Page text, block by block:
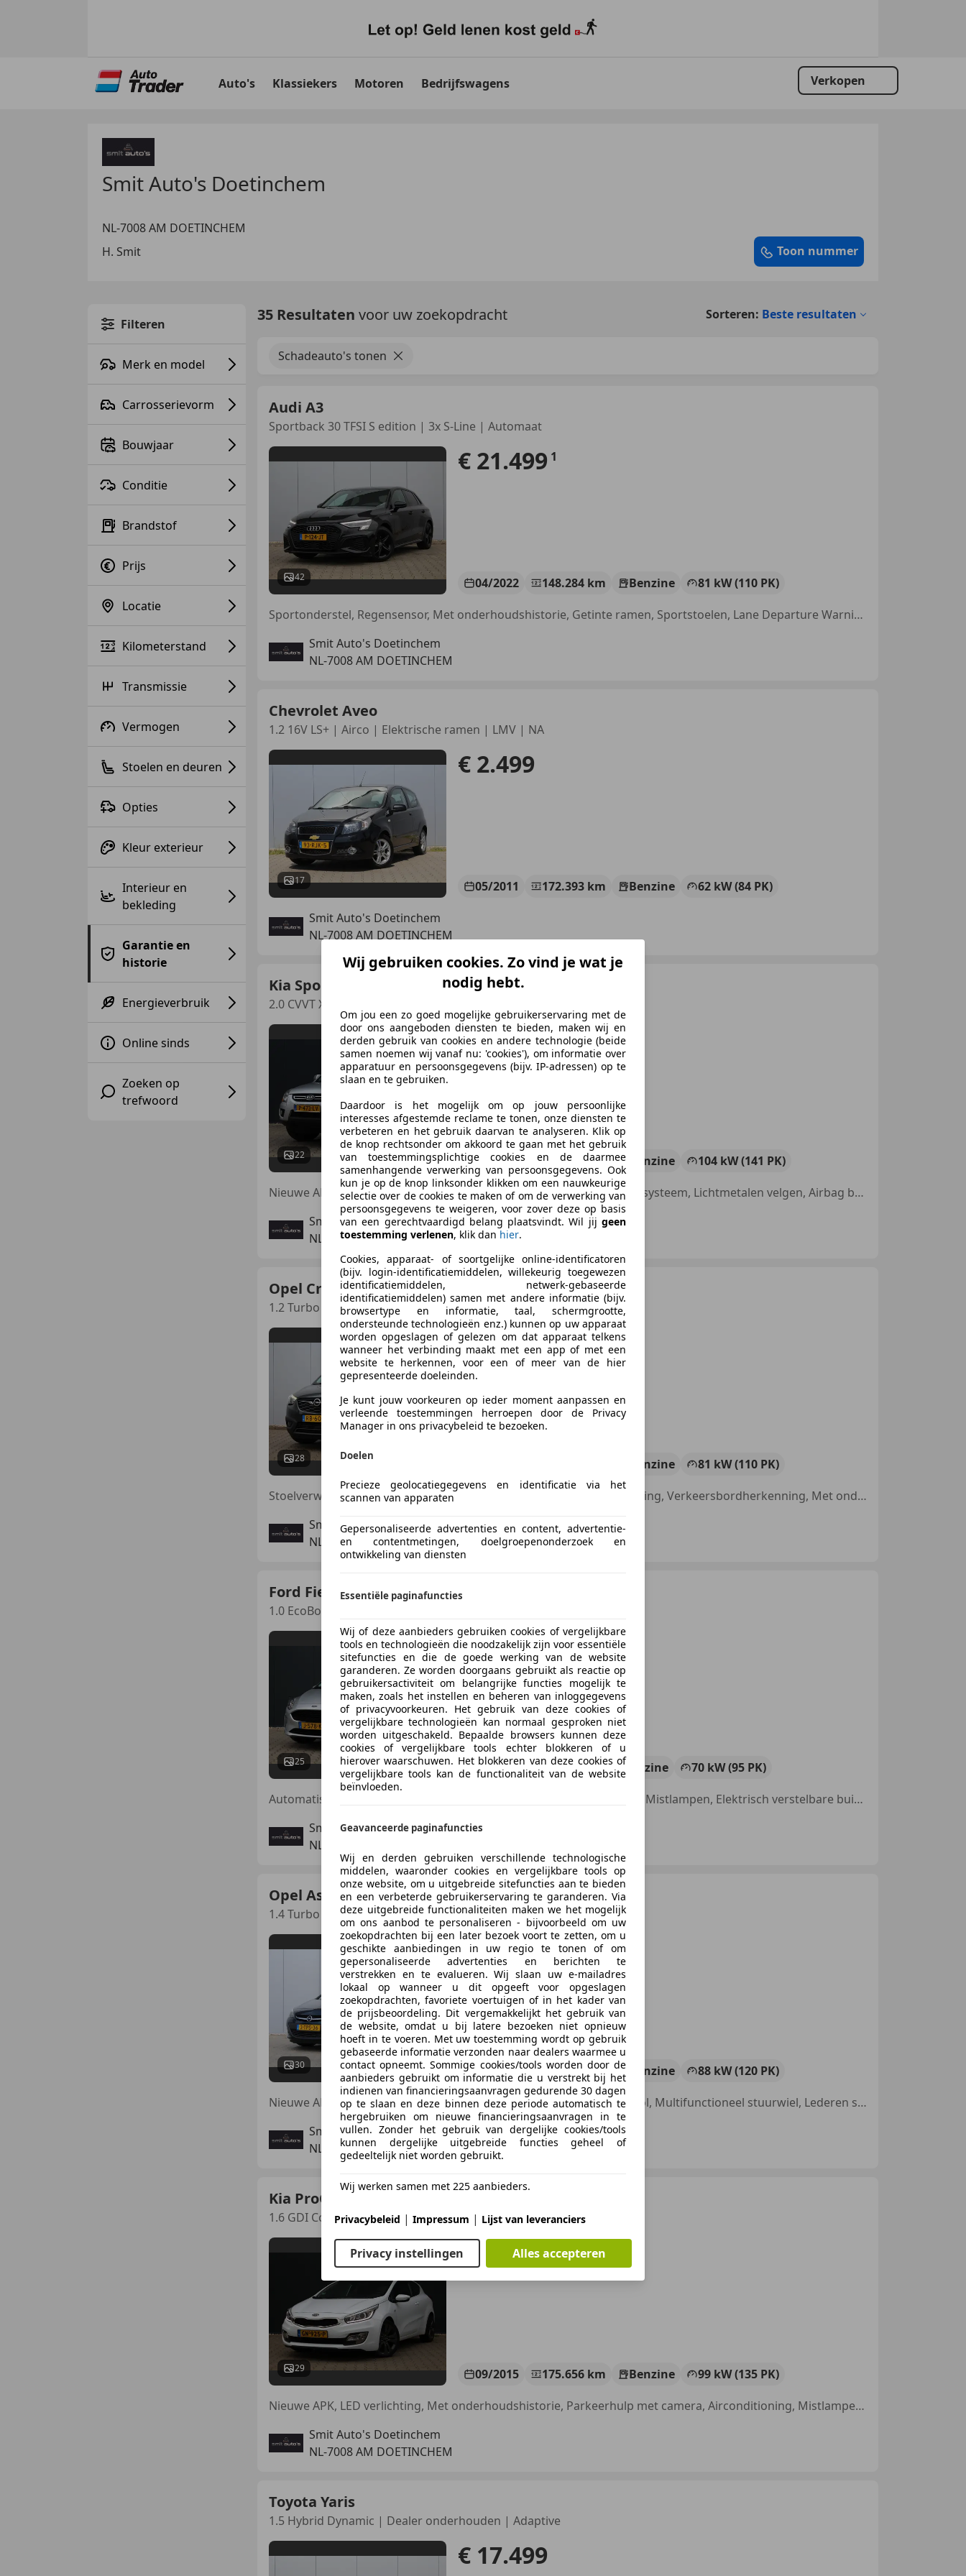
Auto's Klassiekers Motoren Bedrijfswagens Verkopen
Smit Auto's Doetinchem
NL-7008 AM DOETINCHEM
H. Smit
Toon nummer
Filteren
Merk en model
Carrosserievorm
Bouwjaar
Conditie
Brandstof
Prijs
Locatie
Kilometerstand
Transmissie
Vermogen
Stoelen en deuren
Opties
Kleur exterieur
Interieur en
bekleding
Garantie en
historie
Energieverbruik
Online sinds
Zoeken op
trefwoord
35 Resultaten voor uw zoekopdracht Sorteren: Beste resultaten
Schadeauto's tonen
Audi A3
Sportback 30 TFSI S edition | 3x S-Line | Automaat
42
€ 21.499 1
04/2022 148.284 km Benzine
81 kW (110 PK)
Sportonderstel, Regensensor, Met onderhoudshistorie, Getinte ramen, Sportstoelen, Lane Departure Warning Systeem, Lichtsensor, Geheel digitaal combi-instrument
Smit Auto's Doetinchem
NL-7008 AM DOETINCHEM
Chevrolet Aveo
1.2 16V LS+ | Airco | Elektrische ramen | LMV | NA
17
€ 2.499
05/2011 172.393 km Benzine
62 kW (84 PK)
Smit Auto's Doetinchem
NL-7008 AM DOETINCHEM
Kia Sportage
2.0 CVVT X-clusive | Airco | Cruise control | Navi
22
€ 4.750
06/2009 175.161 km Benzine
104 kW (141 PK)
Nieuwe APK, Zij-airbags, Airconditioning, Stoelverwarming, Navigatiesysteem, Lichtmetalen velgen, Airbag bestuurder, Lederen stuurwiel
Smit Auto's Doetinchem
NL-7008 AM DOETINCHEM
Opel Crossland X
1.2 Turbo Online Edition | Stoel / Stuurverwarming
28
€ 8.499
Benzine
81 kW (110 PK)
Stoelverwarming, Nieuwe APK, Airbag bestuurder, Stuurwielverwarming, Verkeersbordherkenning, Met onderhoudshistorie, Parkeerhulp achter, Bandenspanningscontrole
Smit Auto's Doetinchem
NL-7008 AM DOETINCHEM
Ford Fiesta
1.0 EcoBoost Connected | Navigatie | Lane assist |
25
€ 9.999
08/2020 86.473 km Benzine
70 kW (95 PK)
Automatische klimaatregeling, Nieuwe APK, Emergency Brake Assist, Mistlampen, Elektrisch verstelbare buitenspiegels, Startonderbreker, Cruise control, Lane Departure Warning Systeem
Smit Auto's Doetinchem
NL-7008 AM DOETINCHEM
Opel Astra
1.4 Turbo | Airco | Trekhaak | Cruise control | Bl
30
€ 7.499
04/2014 103.087 km Benzine
88 kW (120 PK)
Nieuwe APK, Trekhaak, Radio, Met onderhoudshistorie, Cruise control, Multifunctioneel stuurwiel, Lederen stuurwiel, Centrale deurvergrendeling met afstandsbediening
Smit Auto's Doetinchem
NL-7008 AM DOETINCHEM
Kia ProCeed / pro_cee'd
1.6 GDI ComfortLine | Apple Carplay | Airco | Crui
29
€ 8.499
09/2015 175.656 km Benzine
99 kW (135 PK)
Nieuwe APK, LED verlichting, Met onderhoudshistorie, Parkeerhulp met camera, Airconditioning, Mistlampen, Multifunctioneel stuurwiel, Startonderbreker
Smit Auto's Doetinchem
NL-7008 AM DOETINCHEM
Toyota Yaris
1.5 Hybrid Dynamic | Dealer onderhouden | Adaptive
€ 17.499
Wij gebruiken cookies. Zo vind je wat je
nodig hebt.
Om jou een zo goed mogelijke gebruikerservaring met de
door ons aangeboden diensten te bieden, maken wij en
derden gebruik van cookies en andere technologie (beide
samen noemen wij vanaf nu: 'cookies'), om informatie over
apparatuur en persoonsgegevens (bijv. IP-adressen) op te
slaan en te gebruiken.
Daardoor is het mogelijk om op jouw persoonlijke
interesses afgestemde reclame te tonen, onze diensten te
verbeteren en het gebruik daarvan te analyseren. Klik op
de knop rechtsonder om akkoord te gaan met het gebruik
van toestemmingsplichtige cookies en de daarmee
samenhangende verwerking van persoonsgegevens. Ook
kun je op de knop linksonder klikken om een nauwkeurige
selectie over de cookies te maken of om de verwerking van
persoonsgegevens te weigeren, voor zover deze op basis
van een gerechtvaardigd belang plaatsvindt. Wil jij geen
toestemming verlenen, klik dan hier.
Cookies, apparaat- of soortgelijke online-identificatoren
(bijv. login-identificatiemiddelen, willekeurig toegewezen
identificatiemiddelen, netwerk-gebaseerde
identificatiemiddelen) samen met andere informatie (bijv.
browsertype en informatie, taal, schermgrootte,
ondersteunde technologieën enz.) kunnen op uw apparaat
worden opgeslagen of gelezen om dat apparaat telkens
wanneer het verbinding maakt met een app of met een
website te herkennen, voor een of meer van de hier
gepresenteerde doeleinden.
Je kunt jouw voorkeuren op ieder moment aanpassen en
verleende toestemmingen herroepen door de Privacy
Manager in ons privacybeleid te bezoeken.
Doelen
Precieze geolocatiegegevens en identificatie via het
scannen van apparaten
Gepersonaliseerde advertenties en content, advertentie-
en contentmetingen, doelgroepenonderzoek en
ontwikkeling van diensten
Essentiële paginafuncties
Wij of deze aanbieders gebruiken cookies of vergelijkbare
tools en technologieën die noodzakelijk zijn voor essentiële
sitefuncties en die de goede werking van de website
garanderen. Ze worden doorgaans gebruikt als reactie op
gebruikersactiviteit om belangrijke functies mogelijk te
maken, zoals het instellen en beheren van inloggegevens
of privacyvoorkeuren. Het gebruik van deze cookies of
vergelijkbare technologieën kan normaal gesproken niet
worden uitgeschakeld. Bepaalde browsers kunnen deze
cookies of vergelijkbare tools echter blokkeren of u
hierover waarschuwen. Het blokkeren van deze cookies of
vergelijkbare tools kan de functionaliteit van de website
beïnvloeden.
Geavanceerde paginafuncties
Wij en derden gebruiken verschillende technologische
middelen, waaronder cookies en vergelijkbare tools op
onze website, om u uitgebreide sitefuncties aan te bieden
en een verbeterde gebruikerservaring te garanderen. Via
deze uitgebreide functionaliteiten maken we het mogelijk
om ons aanbod te personaliseren - bijvoorbeeld om uw
zoekopdrachten bij een later bezoek voort te zetten, om u
geschikte aanbiedingen in uw regio te tonen of om
gepersonaliseerde advertenties en berichten te
verstrekken en te evalueren. Wij slaan uw e-mailadres
lokaal op wanneer u dit opgeeft voor opgeslagen
zoekopdrachten, favoriete voertuigen of in het kader van
de prijsbeoordeling. Dit vergemakkelijkt het gebruik van
de website, omdat u bij latere bezoeken niet opnieuw
hoeft in te voeren. Met uw toestemming wordt op gebruik
gebaseerde informatie verzonden naar dealers waarmee u
contact opneemt. Sommige cookies/tools worden door de
aanbieders gebruikt om informatie die u verstrekt bij het
indienen van financieringsaanvragen gedurende 30 dagen
op te slaan en deze binnen deze periode automatisch te
hergebruiken om nieuwe financieringsaanvragen in te
vullen. Zonder het gebruik van dergelijke cookies/tools
kunnen dergelijke uitgebreide functies geheel of
gedeeltelijk niet worden gebruikt.
Wij werken samen met 225 aanbieders.
Privacybeleid | Impressum | Lijst van leveranciers
Privacy instellingen Alles accepteren